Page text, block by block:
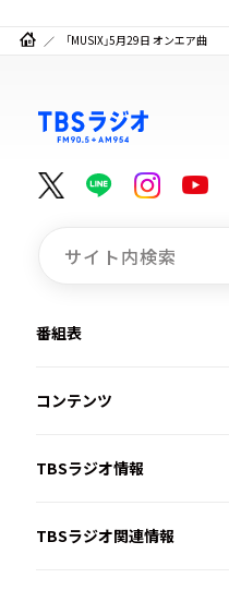
「MUSIX」5月29日 オンエア曲
番組表
コンテンツ
TBSラジオ情報
TBSラジオ関連情報